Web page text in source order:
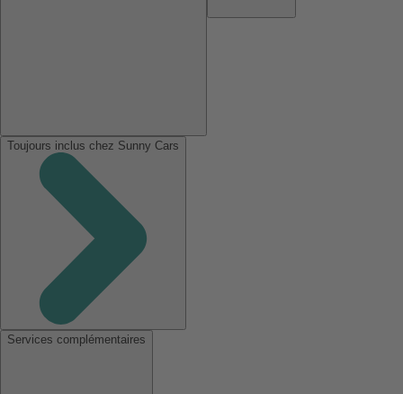
Toujours inclus chez Sunny Cars
Services complémentaires